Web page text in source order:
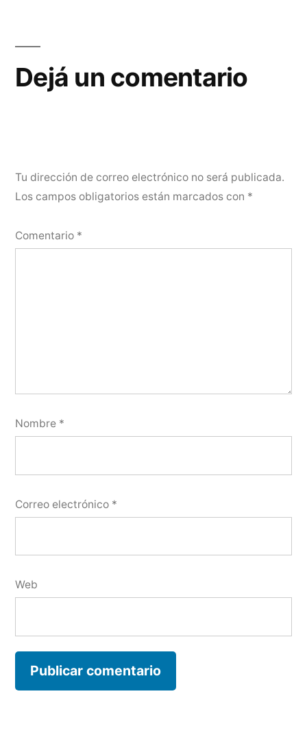
Dejá un comentario
Tu dirección de correo electrónico no será publicada.
Los campos obligatorios están marcados con *
Comentario *
Nombre *
Correo electrónico *
Web